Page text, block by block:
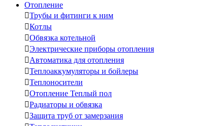
Отопление
Трубы и фитинги к ним
Котлы
Обвязка котельной
Электрические приборы отопления
Автоматика для отопления
Теплоаккумуляторы и бойлеры
Теплоносители
Отопление Теплый пол
Радиаторы и обвязка
Защита труб от замерзания